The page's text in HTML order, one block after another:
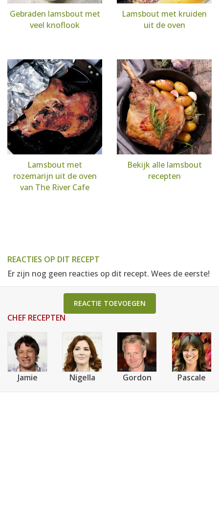
Gebraden lamsbout met
veel knoflook
Lamsbout met kruiden
uit de oven
Lamsbout met
rozemarijn uit de oven
van The River Cafe
Bekijk alle lamsbout
recepten
REACTIES OP DIT RECEPT
Er zijn nog geen reacties op dit recept. Wees de eerste!
REACTIE TOEVOEGEN
CHEF RECEPTEN
Jamie Nigella Gordon Pascale